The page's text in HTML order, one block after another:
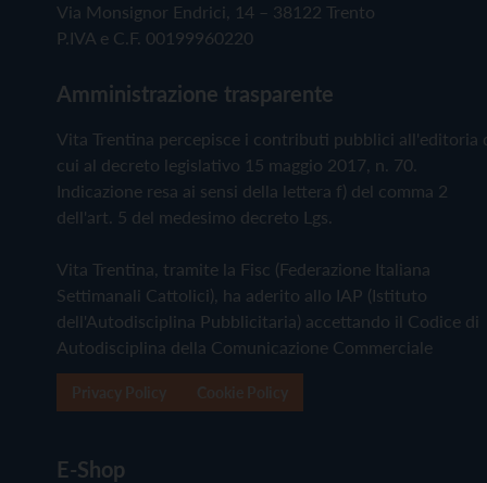
Via Monsignor Endrici, 14 – 38122 Trento
P.IVA e C.F. 00199960220
Amministrazione trasparente
Vita Trentina percepisce i contributi pubblici all'editoria
cui al decreto legislativo 15 maggio 2017, n. 70.
Indicazione resa ai sensi della lettera f) del comma 2
dell'art. 5 del medesimo decreto Lgs.
Vita Trentina, tramite la Fisc (Federazione Italiana
Settimanali Cattolici), ha aderito allo IAP (Istituto
dell'Autodisciplina Pubblicitaria) accettando il Codice di
Autodisciplina della Comunicazione Commerciale
E-Shop